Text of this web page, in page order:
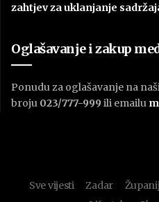
zahtjev za uklanjanje
Oglašavanje i zakup
Ponudu za oglašavanje na
broju 023/777-999 ili emailu
Sve vijesti Zadar